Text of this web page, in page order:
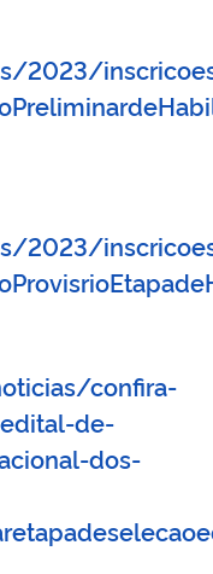
2023/
2023/
confira-
de-
dos-